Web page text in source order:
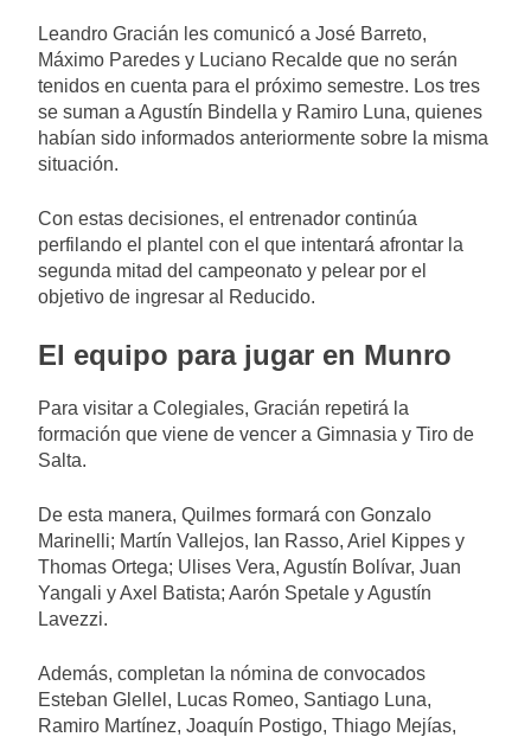
Leandro Gracián les comunicó a José Barreto,
Máximo Paredes y Luciano Recalde que no serán
tenidos en cuenta para el próximo semestre. Los tres
se suman a Agustín Bindella y Ramiro Luna, quienes
habían sido informados anteriormente sobre la misma
situación.
Con estas decisiones, el entrenador continúa
perfilando el plantel con el que intentará afrontar la
segunda mitad del campeonato y pelear por el
objetivo de ingresar al Reducido.
El equipo para jugar en Munro
Para visitar a Colegiales, Gracián repetirá la
formación que viene de vencer a Gimnasia y Tiro de
Salta.
De esta manera, Quilmes formará con Gonzalo
Marinelli; Martín Vallejos, Ian Rasso, Ariel Kippes y
Thomas Ortega; Ulises Vera, Agustín Bolívar, Juan
Yangali y Axel Batista; Aarón Spetale y Agustín
Lavezzi.
Además, completan la nómina de convocados
Esteban Glellel, Lucas Romeo, Santiago Luna,
Ramiro Martínez, Joaquín Postigo, Thiago Mejías,